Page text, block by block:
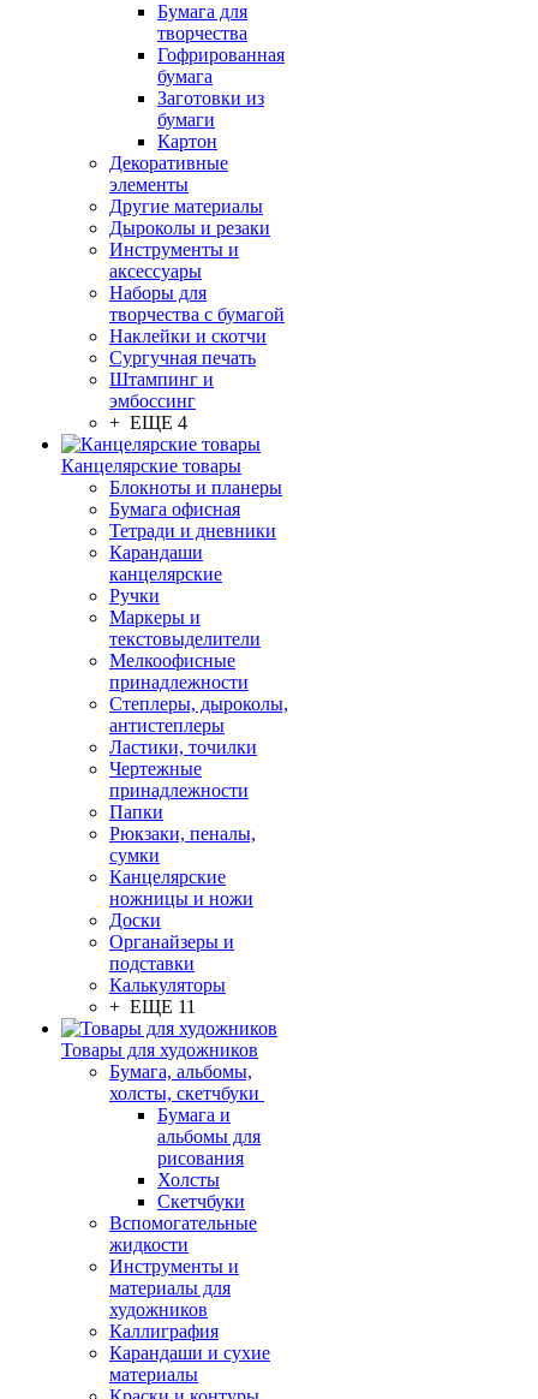
Бумага для
творчества
Гофрированная
бумага
Заготовки из
бумаги
Картон
Декоративные
элементы
Другие материалы
Дыроколы и резаки
Инструменты и
аксессуары
Наборы для
творчества с бумагой
Наклейки и скотчи
Сургучная печать
Штампинг и
эмбоссинг
+ ЕЩЕ 4
Канцелярские товары
Блокноты и планеры
Бумага офисная
Тетради и дневники
Карандаши
канцелярские
Ручки
Маркеры и
текстовыделители
Мелкоофисные
принадлежности
Степлеры, дыроколы,
антистеплеры
Ластики, точилки
Чертежные
принадлежности
Папки
Рюкзаки, пеналы,
сумки
Канцелярские
ножницы и ножи
Доски
Органайзеры и
подставки
Калькуляторы
+ ЕЩЕ 11
Товары для художников
Бумага, альбомы,
холсты, скетчбуки
Бумага и
альбомы для
рисования
Холсты
Скетчбуки
Вспомогательные
жидкости
Инструменты и
материалы для
художников
Каллиграфия
Карандаши и сухие
материалы